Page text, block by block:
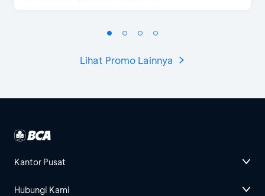
Lihat Promo Lainnya
Kantor Pusat
Hubungi Kami